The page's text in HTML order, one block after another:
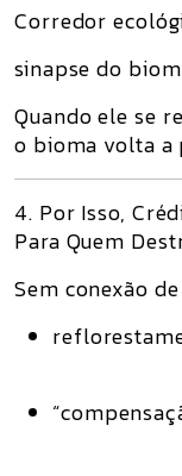
Corredor
sinapse do
Quando ele se
o bioma volta a
4. Por Isso,
Para Quem
Sem conexão